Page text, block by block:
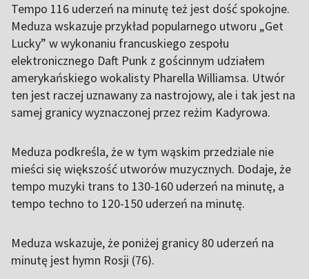
Tempo 116 uderzeń na minutę też jest dość spokojne.
Meduza wskazuje przykład popularnego utworu „Get
Lucky” w wykonaniu francuskiego zespołu
elektronicznego Daft Punk z gościnnym udziałem
amerykańskiego wokalisty Pharella Williamsa. Utwór
ten jest raczej uznawany za nastrojowy, ale i tak jest na
samej granicy wyznaczonej przez reżim Kadyrowa.
Meduza podkreśla, że w tym wąskim przedziale nie
mieści się większość utworów muzycznych. Dodaje, że
tempo muzyki trans to 130-160 uderzeń na minutę, a
tempo techno to 120-150 uderzeń na minutę.
Meduza wskazuje, że poniżej granicy 80 uderzeń na
minutę jest hymn Rosji (76).